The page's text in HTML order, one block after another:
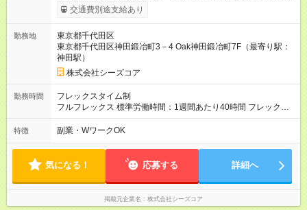
ん。 入社 6ヵ月目の正社員登用時に5万円 入社12か月目のつま
り１年後に5万円のお祝い金を用意しています。 【試用期間】試
と同じです。
交通費別途支給あり
勤務地
東京都千代田区
東京都千代田区神田鍛冶町3－4 Oak神田鍛冶町7F（最寄り駅：
神田駅）
株式会社シーズコア
勤務時間
フレックスタイム制
フルフレックス 標準労働時間：1週間あたり40時間 フレックス
タイム制 標準労働時間1日8時間 ※コアタイムはありません
が、10時～19時での勤務が多いです。 ※試用期間中＆独り立ち
クとの併用も可能です。 平均月残業時間5時間
特徴 副業・WワークOK
気になる！ 応募する 詳細へ
掲載元企業名 株式会社シーズコア